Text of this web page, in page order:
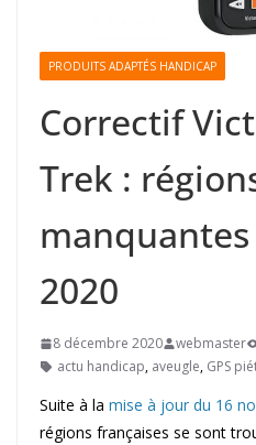
PRODUITS ADAPTÉS HANDICAP
Correctif
Trek :
2020
8 décembre 2020 webmaster
actu handicap, aveugle, GPS
Suite à la mise à jour du 16
régions françaises se sont